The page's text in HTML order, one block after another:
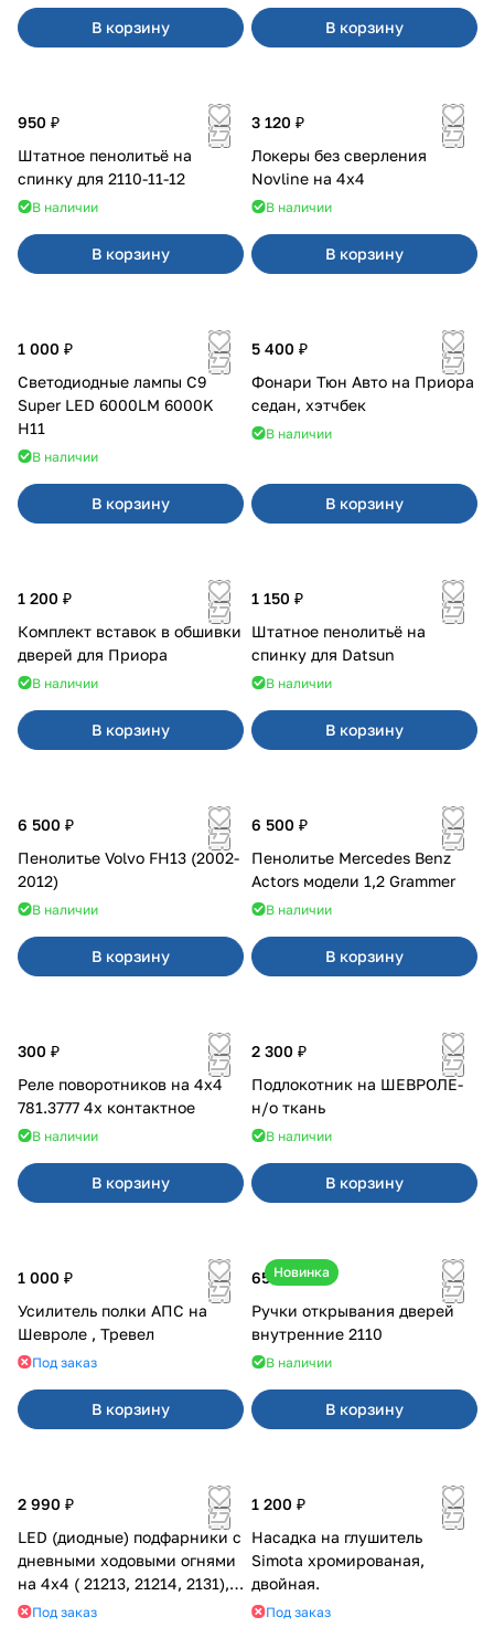
В корзину В корзину
950 ₽
Штатное пенолитьё на
спинку для 2110-11-12
В наличии
В корзину
3 120 ₽
Локеры без сверления
Novline на 4х4
В наличии
В корзину
1 000 ₽
Светодиодные лампы C9
Super LED 6000LM 6000K
H11
В наличии
В корзину
5 400 ₽
Фонари Тюн Авто на Приора
седан, хэтчбек
В наличии
В корзину
1 200 ₽
Комплект вставок в обшивки
дверей для Приора
В наличии
В корзину
1 150 ₽
Штатное пенолитьё на
спинку для Datsun
В наличии
В корзину
6 500 ₽
Пенолитье Volvo FH13 (2002-
2012)
В наличии
В корзину
6 500 ₽
Пенолитье Mercedes Benz
Actors модели 1,2 Grammer
В наличии
В корзину
300 ₽
Реле поворотников на 4х4
781.3777 4х контактное
В наличии
В корзину
2 300 ₽
Подлокотник на ШЕВРОЛЕ-
н/о ткань
В наличии
В корзину
1 000 ₽
Усилитель полки АПС на
Шевроле , Тревел
Под заказ
В корзину
Новинка
650 ₽
Ручки открывания дверей
внутренние 2110
В наличии
В корзину
2 990 ₽
LED (диодные) подфарники с
дневными ходовыми огнями
на 4х4 ( 21213, 21214, 2131),
желтая полоса
Под заказ
1 200 ₽
Насадка на глушитель
Simota хромированая,
двойная.
Под заказ